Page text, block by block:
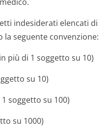
indesiderati elencati di
seguente convenzione:
più di 1 soggetto su 10)
su 10)
soggetto su 100)
su 1000)